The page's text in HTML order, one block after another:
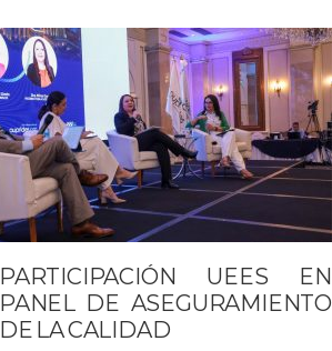
PARTICIPACIÓN UEES EN
PANEL DE ASEGURAMIENTO
DE LA CALIDAD